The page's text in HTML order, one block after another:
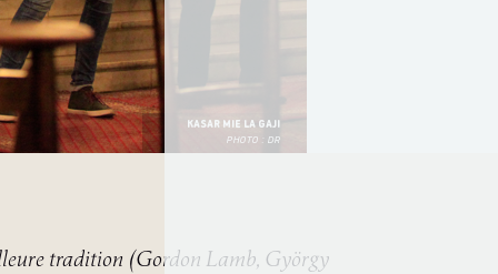
KASAR MIE LA GAJI
PHOTO : DR
tradition (Gordon Lamb, György